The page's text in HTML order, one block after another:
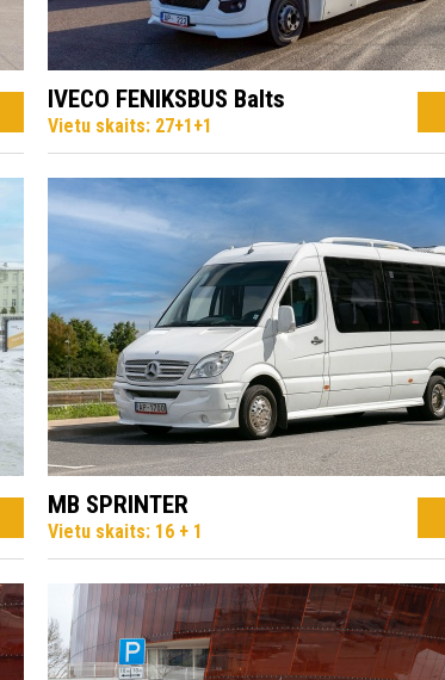
IVECO FENIKSBUS Balts
Vietu skaits: 27+1+1
MB SPRINTER
Vietu skaits: 16 + 1